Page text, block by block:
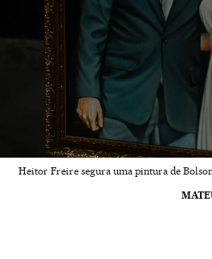
Heitor Freire segura uma pintura de